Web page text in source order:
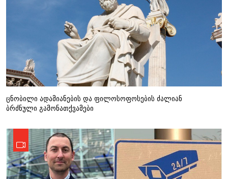
ცნობილი ადამიანების და ფილოსოფოსების ძალიან
ბრძნული გამონათქვამები